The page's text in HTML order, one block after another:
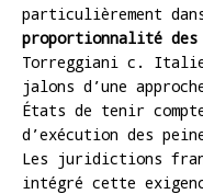
particulièrement
proportionnalité des
Torreggiani c.
jalons d’une
États de tenir
d’exécution des
Les juridictions
intégré cette